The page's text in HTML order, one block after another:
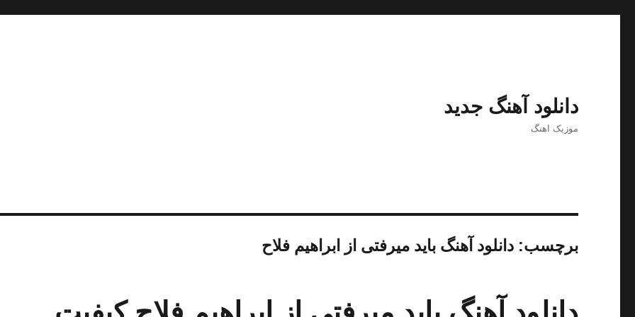
دانلود آهنگ جدید
موزیک اهنگ
برچسب:دانلود آهنگ باید میرفتی از ابراهیم فلاح